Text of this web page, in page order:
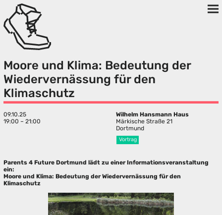
Moore und Klima: Bedeutung der
Wiedervernässung für den
Klimaschutz
09.10.25
19:00 – 21:00
Wilhelm Hansmann Haus
Märkische Straße 21
Dortmund
Vortrag
Parents 4 Future Dortmund lädt zu einer Informationsveranstaltung
ein:
Moore und Klima: Bedeutung der Wiedervernässung für den
Klimaschutz